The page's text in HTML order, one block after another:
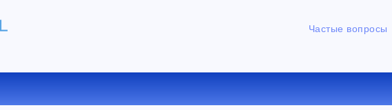
Частые вопросы
БЕСПЛАТНЫЙ ОНЛАЙН